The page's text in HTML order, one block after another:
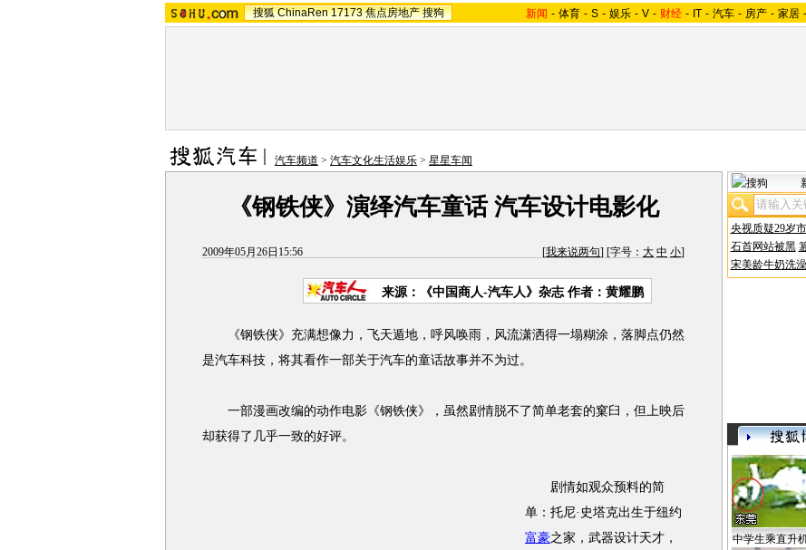
搜狐 ChinaRen 17173 焦点房地产 搜狗 新闻 - 体育 - S - 娱乐 - V - 财经 - IT - 汽车 - 房产 - 家居 -
汽车频道 > 汽车文化生活娱乐 > 星星车闻
《钢铁侠》演绎汽车童话 汽车设计电影化
2009年05月26日15:56 [我来说两句] [字号： 大 中 小]
来源： 《中国商人-汽车人》杂志作者：黄耀鹏
《钢铁侠》充满想像力，飞天遁地，呼风唤雨，风流潇洒得一塌糊涂，落脚点仍然
是汽车科技，将其看作一部关于汽车的童话故事并不为过。
一部漫画改编的动作电影《钢铁侠》，虽然剧情脱不了简单老套的窠臼，但上映后
却获得了几乎一致的好评。
剧情如观众预料的简
单：托尼·史塔克出生于纽约
富豪之家，武器设计天才，
央视质疑29岁
石首网站被黑
宋美龄牛奶洗澡
中学生乘直升